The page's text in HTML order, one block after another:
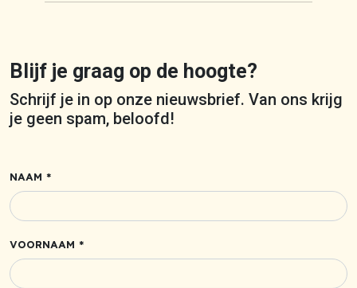
Blijf je graag op de hoogte?
Schrijf je in op onze nieuwsbrief. Van ons krijg
je geen spam, beloofd!
NAAM *
VOORNAAM *